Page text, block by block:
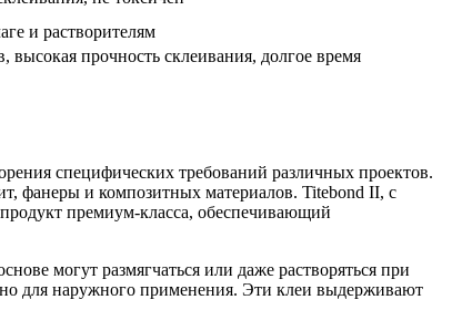
и растворителям
прочность склеивания, долгое время
специфических требований различных проектов.
фанеры и композитных материалов. Titebond II, с
премиум-класса, обеспечивающий
могут размягчаться или даже растворяться при
для наружного применения. Эти клеи выдерживают